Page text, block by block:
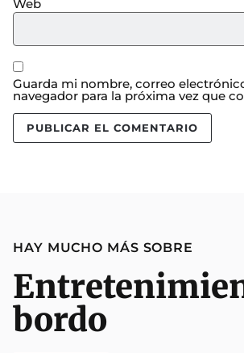
Web
Guarda mi nombre, correo
navegador para la próxima vez que
HAY MUCHO MÁS SOBRE
bordo